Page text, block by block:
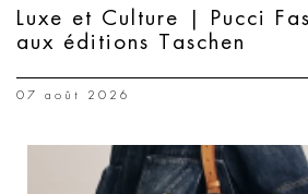
Luxe et Culture | Pucci
aux éditions Taschen
07 août 2026